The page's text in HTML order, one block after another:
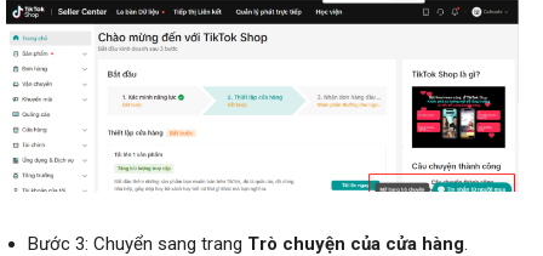
Bước 3: Chuyển sang trang Trò chuyện của cửa hàng.